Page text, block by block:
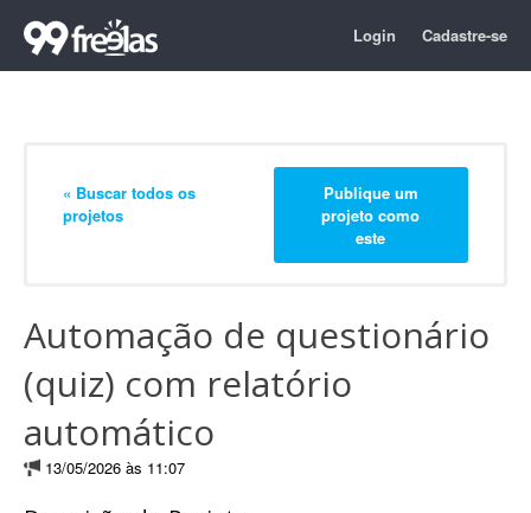
Login Cadastre-se
« Buscar todos os
projetos
Publique um
projeto como
este
Automação de questionário
(quiz) com relatório
automático
13/05/2026 às 11:07